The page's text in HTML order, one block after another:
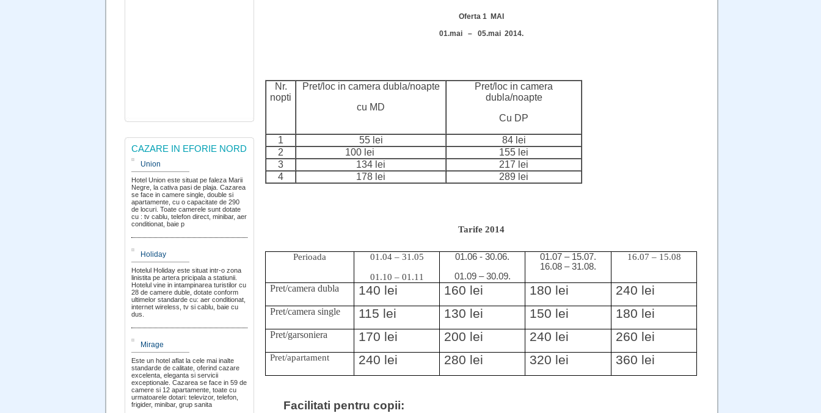
CAZARE IN EFORIE NORD
Union
Hotel Union este situat pe faleza Marii
Negre, la cativa pasi de plaja. Cazarea
se face in camere single, double si
apartamente, cu o capacitate de 290
de locuri. Toate camerele sunt dotate
cu : tv cablu, telefon direct, minibar, aer
conditionat, baie p
Holiday
Hotelul Holiday este situat intr-o zona
linistita pe artera pricipala a statiunii.
Hotelul vine in intampinarea turistilor cu
28 de camere duble, dotate conform
ultimelor standarde cu: aer conditionat,
internet wireless, tv si cablu, baie cu
dus.
Mirage
Este un hotel aflat la cele mai inalte
standarde de calitate, oferind cazare
excelenta, eleganta si servicii
exceptionale. Cazarea se face in 59 de
camere si 12 apartamente, toate cu
urmatoarele dotari: televizor, telefon,
frigider, minibar, grup sanita
Oferta 1 MAI
01.mai – 05.mai 2014.
Nr.
nopti
Pret/loc in camera dubla/noapte
cu MD
Pret/loc in camera
dubla/noapte
Cu DP
1 55 lei
84 lei
2
100 lei
155 lei
3
134 lei
217 lei
4
178 lei 289 lei
Tarife 2014
Perioada 01.04 – 31.05
01.10 – 01.11
01.06 - 30.06.
01.09 – 30.09.
01.07 – 15.07.
16.08 – 31.08.
16.07 – 15.08
Pret/camera dubla 140 lei 160 lei 180 lei 240 lei
Pret/camera single 115 lei 130 lei 150 lei 180 lei
Pret/garsoniera 170 lei 200 lei 240 lei 260 lei
Pret/apartament 240 lei 280 lei 320 lei 360 lei
Facilitati pentru copii: